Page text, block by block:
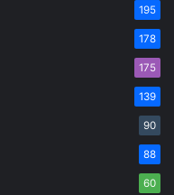
195
178
175
139
90
88
60